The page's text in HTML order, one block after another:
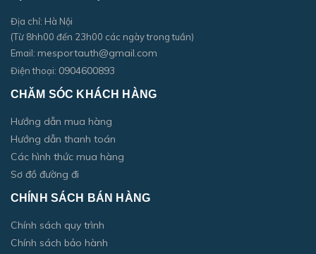
Địa chỉ: Hà Nội
(Từ 8hh00 đến 23h00 các ngày trong tuần)
Email: mesportauth@gmail.com
Điện thoại: 0904600893
CHĂM SÓC KHÁCH HÀNG
Hướng dẫn mua hàng
Hướng dẫn thanh toán
Các hình thức mua hàng
Sơ đồ đường đi
CHÍNH SÁCH BÁN HÀNG
Chính sách quy trình
Chính sách bảo hành